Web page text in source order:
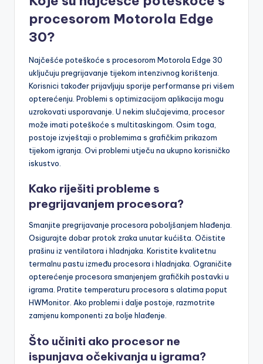
procesorom Motorola Edge
30?
Najčešće poteškoće s procesorom Motorola Edge 30
uključuju pregrijavanje tijekom intenzivnog korištenja.
Korisnici također prijavljuju sporije performanse pri višem
opterećenju. Problemi s optimizacijom aplikacija mogu
uzrokovati usporavanje. U nekim slučajevima, procesor
može imati poteškoće s multitaskingom. Osim toga,
postoje izvještaji o problemima s grafičkim prikazom
tijekom igranja. Ovi problemi utječu na ukupno korisničko
iskustvo.
Kako riješiti probleme s
pregrijavanjem procesora?
Smanjite pregrijavanje procesora poboljšanjem hlađenja.
Osigurajte dobar protok zraka unutar kućišta. Očistite
prašinu iz ventilatora i hladnjaka. Koristite kvalitetnu
termalnu pastu između procesora i hladnjaka. Ograničite
opterećenje procesora smanjenjem grafičkih postavki u
igrama. Pratite temperaturu procesora s alatima poput
HWMonitor. Ako problemi i dalje postoje, razmotrite
zamjenu komponenti za bolje hlađenje.
Što učiniti ako procesor ne
ispunjava očekivanja u igrama?